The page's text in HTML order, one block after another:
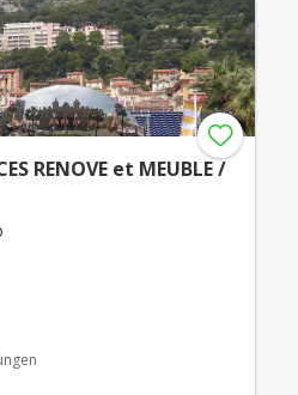
RENOVE et MEUBLE /